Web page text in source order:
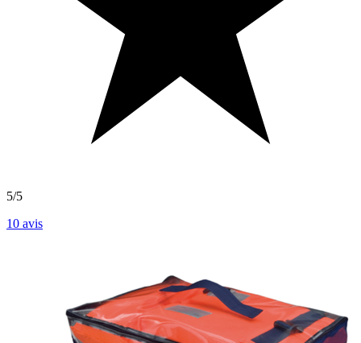
5/5
10 avis